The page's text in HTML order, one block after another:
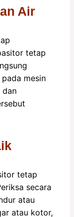
Air
tetap
mesin
dan
tetap
secara
atau
atau kotor,